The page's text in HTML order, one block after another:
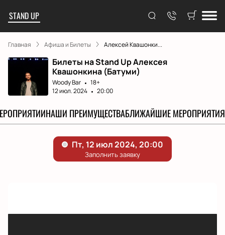
STAND UP
Главная Афиша и Билеты Алексей Квашонки...
Билеты на Stand Up Алексея
Квашонкина (Батуми)
Woody Bar
18+
12 июл. 2024
20:00
НАШИ ПРЕИМУЩЕСТВАБЛИЖАЙШИЕ МЕРОПРИЯТИЯ